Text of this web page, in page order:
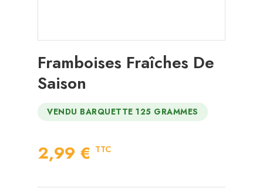
Framboises Fraîches De
Saison
VENDU BARQUETTE 125 GRAMMES
2,99 € TTC